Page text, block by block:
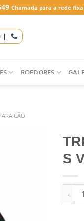
Chamada para a rede
|
ROEDORES
CÃO
S